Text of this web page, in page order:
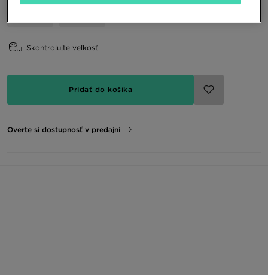
Skontrolujte veľkosť
Pridať do košíka
Overte si dostupnosť v predajni